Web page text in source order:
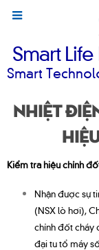
Smart
Smart
Nhiệt
Kiểm tra hiệu chỉnh
Nhận được sự
(NSX lò hơi),
chỉnh đốt cháy
đại tu tổ máy